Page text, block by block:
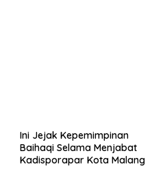
Ini Jejak Kepemimpinan
Baihaqi Selama Menjabat
Kadisporapar Kota Malang